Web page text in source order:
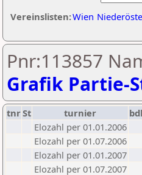
Vereinslisten:Wien
Pnr:113857
Grafik Partie-
tnrSt turnier
Elozahl per 01.01.2006
Elozahl per 01.07.2006
Elozahl per 01.01.2007
Elozahl per 01.07.2007